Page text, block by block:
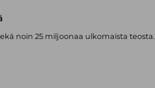
noin 25 miljoonaa ulkomaista teosta.